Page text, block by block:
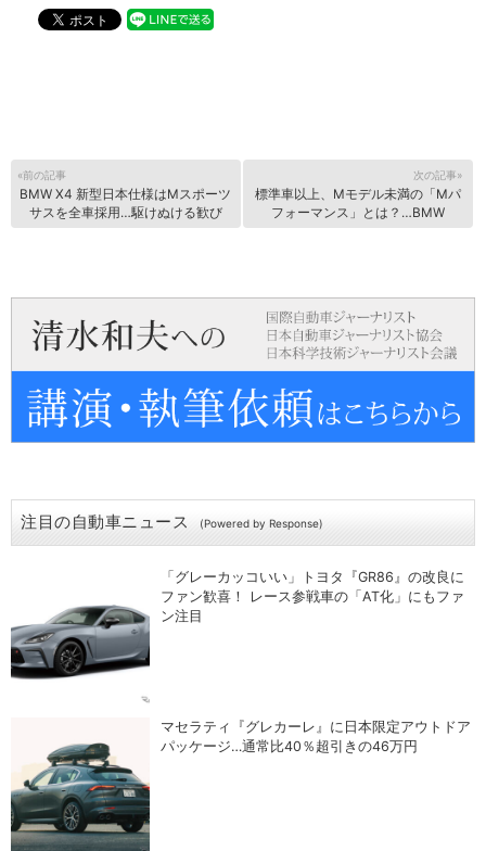
«前の記事
BMW X4 新型日本仕様はMスポーツ
サスを全車採用…駆けぬける歓び
次の記事»
標準車以上、Mモデル未満の「Mパ
フォーマンス」とは？…BMW
注目の自動車ニュース (Powered by Response)
「グレーカッコいい」トヨタ『GR86』の改良に
ファン歓喜！ レース参戦車の「AT化」にもファ
ン注目
マセラティ『グレカーレ』に日本限定アウトドア
パッケージ…通常比40％超引きの46万円